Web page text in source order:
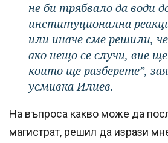
не би трябвало да води
институционална
или иначе сме решили,
ако нещо се случи, вие
които ще разберете”,
усмивка Илиев.
На въпроса какво може да
магистрат, решил да изрази